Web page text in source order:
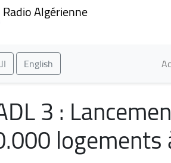
Radio Algérienne
English
3 :